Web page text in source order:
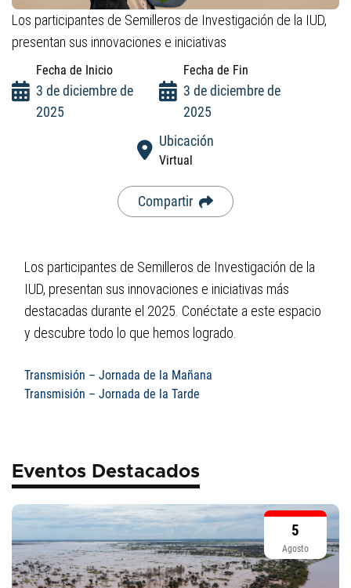
para
ayudarle
navegar
interactuar
Los participantes de Semilleros de Investigación de la IUD,
presentan sus innovaciones e iniciativas
Fecha de Inicio
3 de diciembre de
2025
Fecha de Fin
3 de diciembre de
2025
Ubicación
Virtual
Compartir
Los participantes de Semilleros de Investigación de la
IUD, presentan sus innovaciones e iniciativas más
destacadas durante el 2025. Conéctate a este espacio
y descubre todo lo que hemos logrado.
Transmisión – Jornada de la Mañana
Transmisión – Jornada de la Tarde
Eventos Destacados
5
Agosto